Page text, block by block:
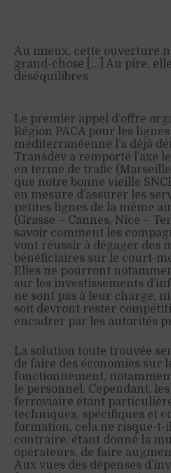
Au mieux, cette ouverture
grand-chose […] Au pire,
déséquilibres
Le premier appel d’offre
Région PACA pour les
méditerranéenne l’a déjà
Transdev a remporté l’axe
en terme de trafic
que notre bonne vieille
en mesure d’assurer les
petites lignes de la même
(Grasse – Cannes, Nice –
savoir comment les
vont réussir à dégager des
bénéficiaires sur le court-
Elles ne pourront
sur les investissements
ne sont pas à leur charge,
soit devront rester
encadrer par les autorités
La solution toute trouvée
de faire des économies sur
fonctionnement,
le personnel. Cependant,
ferroviaire étant
techniques, spécifiques et
formation, cela ne risque-t-
contraire, étant donné la
opérateurs, de faire
Aux vues des dépenses